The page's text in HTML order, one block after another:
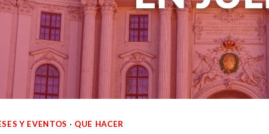
Y EVENTOS · QUE HACER